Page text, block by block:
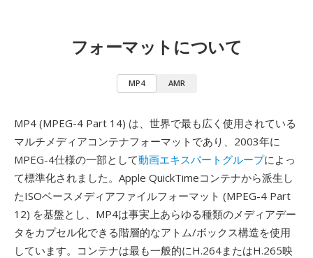
フォーマットについて
MP4 AMR
MP4 (MPEG-4 Part 14) は、世界で最も広く使用されている
マルチメディアコンテナフォーマットであり、2003年に
MPEG-4仕様の一部として動画エキスパートグループによっ
て標準化されました。Apple QuickTimeコンテナから派生し
たISOベースメディアファイルフォーマット (MPEG-4 Part
12) を基盤とし、MP4は事実上あらゆる種類のメディアデー
タをカプセル化できる階層的なアトム/ボックス構造を使用
しています。コンテナは最も一般的にH.264またはH.265映